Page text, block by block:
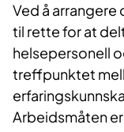
Ved å
til rette for at
helsepersonell
treffpunktet
Arbeidsmåten